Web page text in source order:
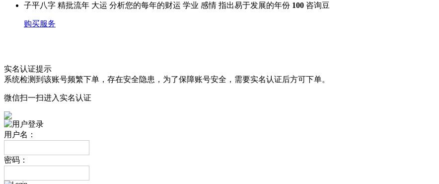
子平八字 精批流年 大运 分析您的每年的财运 学业 感情 指出易于发展的年份 100 咨询豆
购买服务
实名认证提示
系统检测到该账号频繁下单，存在安全隐患，为了保障账号安全，需要实名认证后方可下单。
微信扫一扫进入实名认证
用户名：
密码：